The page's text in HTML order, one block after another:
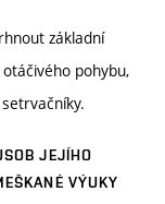
základní
pohybu,
JEJÍHO
VÝUKY